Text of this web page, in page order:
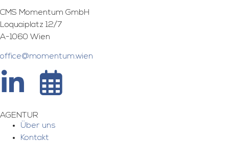
CMS Momentum GmbH
Loquaiplatz 12/7
A-1060 Wien
office@momentum.wien
AGENTUR
Über uns
Kontakt